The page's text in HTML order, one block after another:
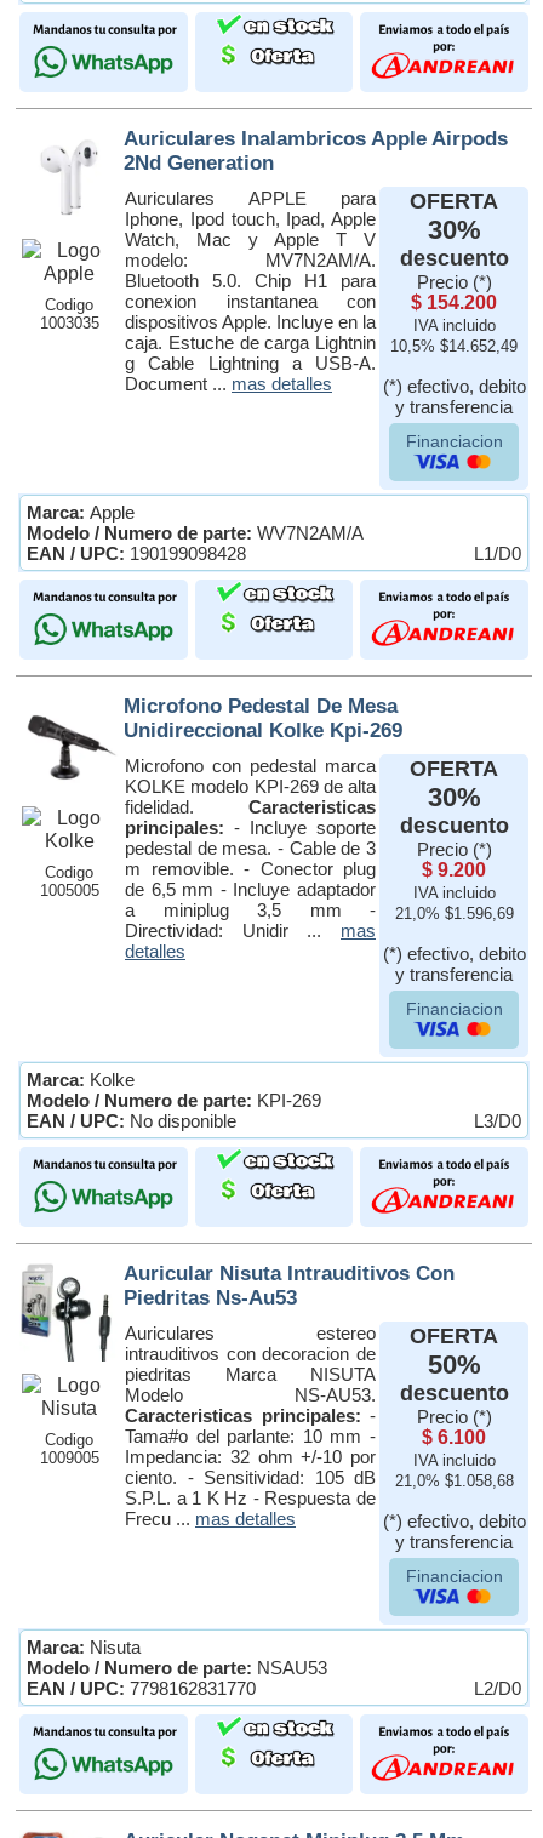
Codigo
1003035
Auriculares Inalambricos Apple Airpods
2Nd Generation
Auriculares APPLE para
Iphone, Ipod touch, Ipad, Apple
Watch, Mac y Apple T V
modelo: MV7N2AM/A.
Bluetooth 5.0. Chip H1 para
conexion instantanea con
dispositivos Apple. Incluye en la
caja. Estuche de carga Lightnin
g Cable Lightning a USB-A.
Document ... mas detalles
OFERTA
30%
descuento
Precio (*)
$ 154.200
IVA incluido
10,5% $14.652,49
(*) efectivo, debito
y transferencia
Financiacion
Marca: Apple
Modelo / Numero de parte: WV7N2AM/A
EAN / UPC: 190199098428 L1/D0
Codigo
1005005
Microfono Pedestal De Mesa
Unidireccional Kolke Kpi-269
Microfono con pedestal marca
KOLKE modelo KPI-269 de alta
fidelidad. Caracteristicas
principales: - Incluye soporte
pedestal de mesa. - Cable de 3
m removible. - Conector plug
de 6,5 mm - Incluye adaptador
a miniplug 3,5 mm -
Directividad: Unidir ... mas
detalles
OFERTA
30%
descuento
Precio (*)
$ 9.200
IVA incluido
21,0% $1.596,69
(*) efectivo, debito
y transferencia
Financiacion
Marca: Kolke
Modelo / Numero de parte: KPI-269
EAN / UPC: No disponible L3/D0
Codigo
1009005
Auricular Nisuta Intrauditivos Con
Piedritas Ns-Au53
Auriculares estereo
intrauditivos con decoracion de
piedritas Marca NISUTA
Modelo NS-AU53.
Caracteristicas principales: -
Tama#o del parlante: 10 mm -
Impedancia: 32 ohm +/-10 por
ciento. - Sensitividad: 105 dB
S.P.L. a 1 K Hz - Respuesta de
Frecu ... mas detalles
OFERTA
50%
descuento
Precio (*)
$ 6.100
IVA incluido
21,0% $1.058,68
(*) efectivo, debito
y transferencia
Financiacion
Marca: Nisuta
Modelo / Numero de parte: NSAU53
EAN / UPC: 7798162831770 L2/D0